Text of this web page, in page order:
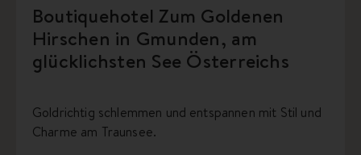
Boutiquehotel Zum Goldenen
Hirschen in Gmunden, am
glücklichsten See Österreichs
Goldrichtig schlemmen und entspannen mit Stil und
Charme am Traunsee.